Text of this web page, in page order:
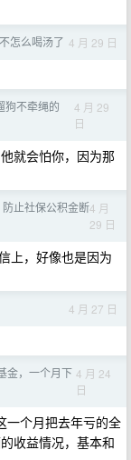
怎么喝汤了 4 月 29 日
狗不牵绳的
4 月 29
日
就会怕你，因为那
止社保公积金断4 月
29 日
上，好像也是因为
4 月 27 日
金，一个月下 4 月 24
日
一个月把去年亏的全
收益情况，基本和